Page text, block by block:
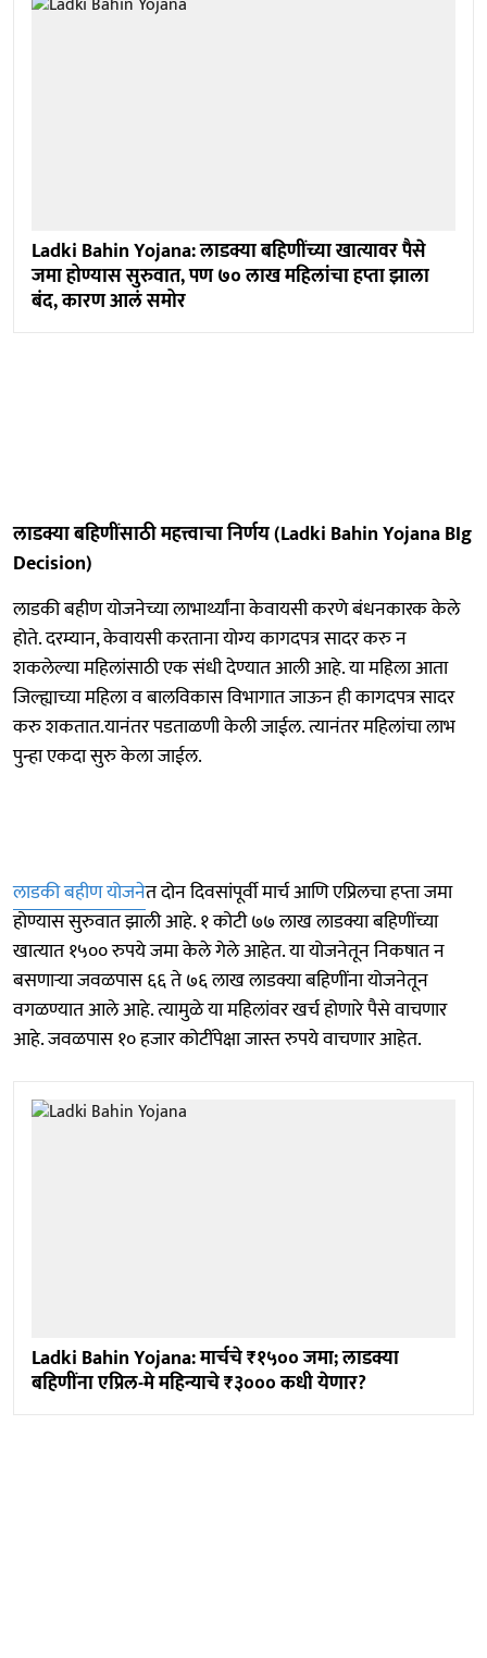
Ladki Bahin Yojana: लाडक्या बहिणींच्या खात्यावर पैसे
जमा होण्यास सुरुवात, पण ७० लाख महिलांचा हप्ता झाला
बंद, कारण आलं समोर
लाडक्या बहिणींसाठी महत्त्वाचा निर्णय (Ladki Bahin Yojana BIg
Decision)
लाडकी बहीण योजनेच्या लाभार्थ्यांना केवायसी करणे बंधनकारक केले
होते. दरम्यान, केवायसी करताना योग्य कागदपत्र सादर करु न
शकलेल्या महिलांसाठी एक संधी देण्यात आली आहे. या महिला आता
जिल्ह्याच्या महिला व बालविकास विभागात जाऊन ही कागदपत्र सादर
करु शकतात.यानंतर पडताळणी केली जाईल. त्यानंतर महिलांचा लाभ
पुन्हा एकदा सुरु केला जाईल.
लाडकी बहीण योजनेत दोन दिवसांपूर्वी मार्च आणि एप्रिलचा हप्ता जमा
होण्यास सुरुवात झाली आहे. १ कोटी ७७ लाख लाडक्या बहि‍णींच्या
खात्यात १५०० रुपये जमा केले गेले आहेत. या योजनेतून निकषात न
बसणाऱ्या जवळपास ६६ ते ७६ लाख लाडक्या बहि‍णींना योजनेतून
वगळण्यात आले आहे. त्यामुळे या महिलांवर खर्च होणारे पैसे वाचणार
आहे. जवळपास १० हजार कोटींपेक्षा जास्त रुपये वाचणार आहेत.
Ladki Bahin Yojana: मार्चचे ₹१५०० जमा; लाडक्या
बहिणींना एप्रिल-मे महिन्याचे ₹३००० कधी येणार?